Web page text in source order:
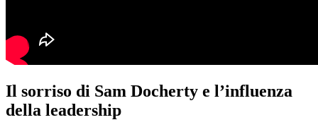
Il sorriso di Sam Docherty e l’influenza
della leadership